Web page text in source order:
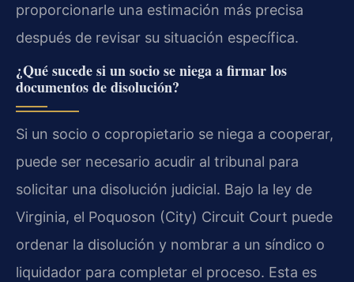
proporcionarle una estimación más precisa
después de revisar su situación específica.
¿Qué sucede si un socio se niega a firmar los
documentos de disolución?
Si un socio o copropietario se niega a cooperar,
puede ser necesario acudir al tribunal para
solicitar una disolución judicial. Bajo la ley de
Virginia, el Poquoson (City) Circuit Court puede
ordenar la disolución y nombrar a un síndico o
liquidador para completar el proceso. Esta es